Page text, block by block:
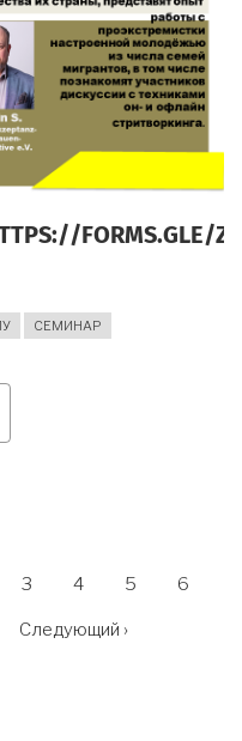
FORMS.GLE/
СЕМИНАР
Страница
3 Страница
4 Страница
5 6
Следующая
Следующий ›